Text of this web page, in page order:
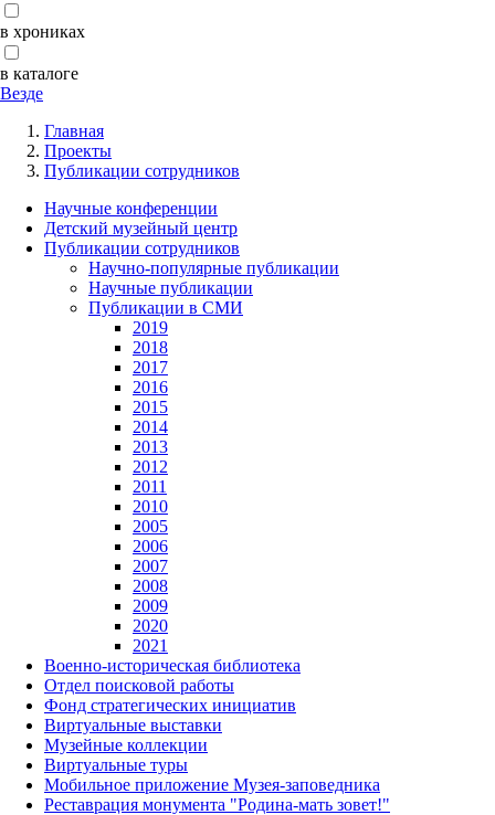
в хрониках
в каталоге
Везде
Главная
Проекты
Публикации сотрудников
Научные конференции
Детский музейный центр
Публикации сотрудников
Научно-популярные публикации
Научные публикации
Публикации в СМИ
2019
2018
2017
2016
2015
2014
2013
2012
2011
2010
2005
2006
2007
2008
2009
2020
2021
Военно-историческая библиотека
Отдел поисковой работы
Фонд стратегических инициатив
Виртуальные выставки
Музейные коллекции
Виртуальные туры
Мобильное приложение Музея-заповедника
Реставрация монумента "Родина-мать зовет!"